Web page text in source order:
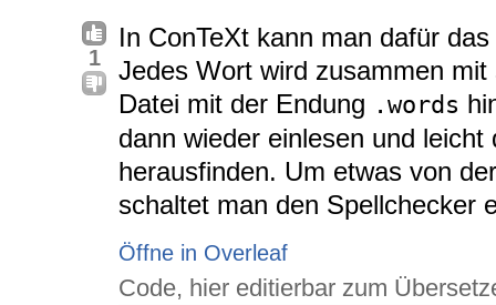
1
In ConTeXt kann man dafür
Jedes Wort wird zusammen
Datei mit der Endung .words
dann wieder einlesen und
herausfinden. Um etwas von
schaltet man den Spellchecker
Öffne in Overleaf
Code, hier editierbar zum